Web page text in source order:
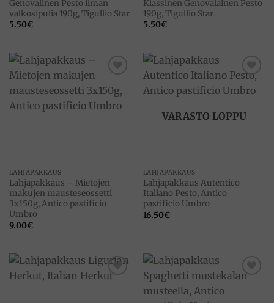
Genovalinen Pesto ilman
valkosipulia 190g, Tigullio Star
5.50€
Klassinen Genovalainen Pesto
190g, Tigullio Star
5.50€
wishlist
LAHJAPAKKAUS
Lahjapakkaus – Mietojen
makujen mausteseossetti
3x150g, Antico pastificio
Umbro
9.00€
Add to
wishlist
VARASTO LOPPU
LAHJAPAKKAUS
Lahjapakkaus Autentico
Italiano Pesto, Antico
pastificio Umbro
16.50€